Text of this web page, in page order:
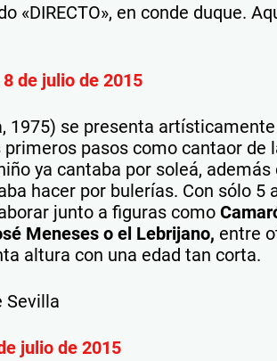
«DIRECTO», en conde duque.
de julio de 2015
1975) se presenta
pasos como cantaor de
ya cantaba por soleá, además
hacer por bulerías. Con sólo 5
junto a figuras como
Meneses o el Lebrijano, entre
altura con una edad tan corta.
Sevilla
julio de 2015